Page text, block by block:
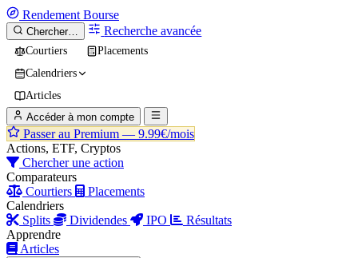
Rendement Bourse
Chercher… Recherche avancée
Courtiers
Placements
Calendriers
Articles
Accéder à mon compte
Passer au Premium — 9.99€/mois
Actions, ETF, Cryptos
Chercher une action
Comparateurs
Courtiers
Placements
Calendriers
Splits
Dividendes IPO
Résultats
Apprendre
Articles